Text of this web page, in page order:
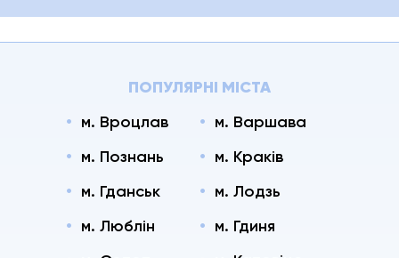
ПОПУЛЯРНІ МІСТА
м. Вроцлав
м. Варшава
м. Познань
м. Краків
м. Гданськ
м. Лодзь
м. Люблін
м. Гдиня